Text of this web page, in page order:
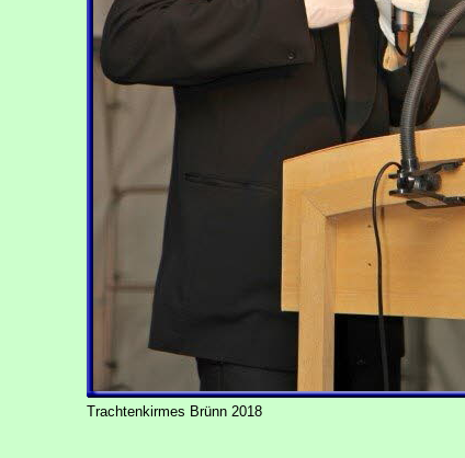
Trachtenkirmes Brünn 2018